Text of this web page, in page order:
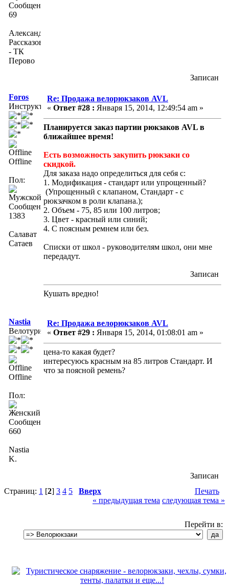
Сообщений:
69
Александр
Рассказов
- ТК
Перово
Записан
Foros
Инструктор
Offline
Пол:
Сообщений:
1383
Салават
Сатаев
Re: Продажа велорюкзаков AVL
« Ответ #28 : Января 15, 2014, 12:49:54 am »
Планируется заказ партии рюкзаков AVL в
ближайшее время!
Есть возможность закупить рюкзаки со
скидкой.
Для заказа надо определиться для себя с:
1. Модификация - стандарт или упрощенный?
(Упрощенный с клапаном, Стандарт - с
рюкзачком в роли клапана.);
2. Объем - 75, 85 или 100 литров;
3. Цвет - красный или синий;
4. С поясным ремнем или без.
Списки от школ - руководителям школ, они мне
передадут.
Записан
Кушать вредно!
Nastia
Велотурист
Offline
Пол:
Сообщений:
660
Nastia
K.
Re: Продажа велорюкзаков AVL
« Ответ #29 : Января 15, 2014, 01:08:01 am »
цена-то какая будет?
интересуюсь красным на 85 литров Стандарт. И
что за поясной ремень?
Записан
Страниц: 1 [2] 3 4 5 Вверх
Печать
« предыдущая тема следующая тема »
Перейти в: